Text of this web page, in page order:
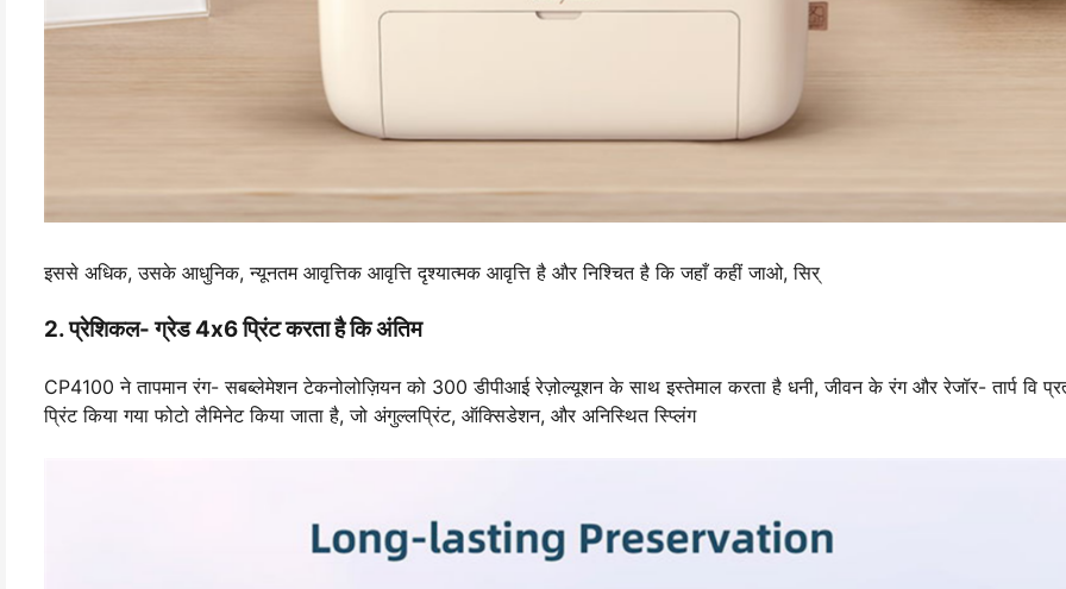
इससे अधिक, उसके आधुनिक, न्यूनतम आवृत्तिक आवृत्ति दृश्यात्मक आवृत्ति है और निश्चित है कि जहाँ कहीं जाओ, सिर्
2. प्रेशिकल- ग्रेड 4x6 प्रिंट करता है कि अंतिम
CP4100 ने तापमान रंग- सबब्लेमेशन टेकनोलोज़ियन को 300 डीपीआई रेज़ोल्यूशन के साथ इस्तेमाल करता है धनी, जीवन के रंग और रेजॉर- तार्प वि
प्रिंट किया गया फोटो लैमिनेट किया जाता है, जो अंगुल्लप्रिंट, ऑक्सिडेशन, और अनिस्थित स्प्लिंग